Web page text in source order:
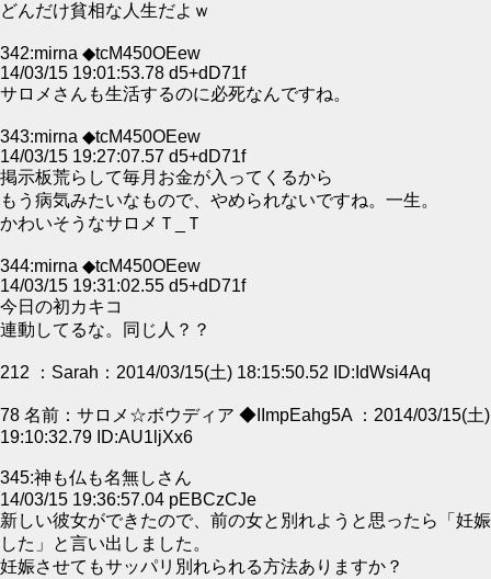
どんだけ貧相な人生だよｗ
342:mirna ◆tcM450OEew
14/03/15 19:01:53.78 d5+dD71f
サロメさんも生活するのに必死なんですね。
343:mirna ◆tcM450OEew
14/03/15 19:27:07.57 d5+dD71f
掲示板荒らして毎月お金が入ってくるから
もう病気みたいなもので、やめられないですね。一生。
かわいそうなサロメＴ_Ｔ
344:mirna ◆tcM450OEew
14/03/15 19:31:02.55 d5+dD71f
今日の初カキコ
連動してるな。同じ人？？
212 ：Sarah：2014/03/15(土) 18:15:50.52 ID:IdWsi4Aq
78 名前：サロメ☆ボウディア ◆IImpEahg5A ：2014/03/15(土)
19:10:32.79 ID:AU1ljXx6
345:神も仏も名無しさん
14/03/15 19:36:57.04 pEBCzCJe
新しい彼女ができたので、前の女と別れようと思ったら「妊娠
した」と言い出しました。
妊娠させてもサッパリ別れられる方法ありますか？